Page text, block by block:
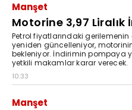
Manşet
Motorine 3,97
Petrol fiyatlarındaki
yeniden güncelleniyor,
bekleniyor. İndirimin pompaya
yetkili makamlar karar verecek.
10:33
Manşet